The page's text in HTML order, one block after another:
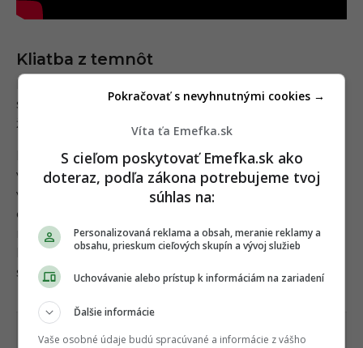
Kliatba z temnôt
skrinku. V nej sa však podľa legendy nachádza
židovský démon Dybbuk, ktorý Em posadne.
Diváci si už viac-menej zvykli, že exorcistické horory
väčšinou vychádzajú z kresťanskej, resp. katolíckej
viery.
Kliatba z temnôtje však výnimkou a v tomto
ohľade pôsobí veľmi osviežujúco. Filmu tiež
nechýba solídna atmosféra a herecké výkony.
Nejaká klasika sa z toho nestane, ale ak tento
subžáner obľubujete, sklamaní nebudete.
Víta ťa Emefka.sk
S cieľom poskytovať Emefka.sk ako
doteraz, podľa zákona potrebujeme tvoj
súhlas na:
Personalizovaná reklama a obsah, meranie reklamy a
obsahu, prieskum cieľových skupín a vývoj služieb
Uchovávanie alebo prístup k informáciám na zariadení
Ďalšie informácie
Vaše osobné údaje budú spracúvané a informácie z vášho
Pokračovať s nevyhnutnými cookies →